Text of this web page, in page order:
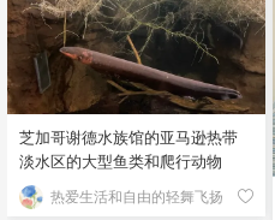
芝加哥谢德水族馆的亚马逊热带
淡水区的大型鱼类和爬行动物
热爱生活和自由的轻舞飞扬